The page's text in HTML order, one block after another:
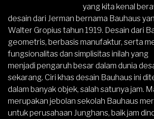
yang kita kenal
desain dari Jerman bernama Bauhaus
Walter Gropius tahun 1919. Desain dari
geometris, berbasis manufaktur, serta
fungsionalitas dan simplisitas inilah yang
menjadi pengaruh besar dalam dunia
sekarang. Ciri khas desain Bauhaus ini
dalam banyak objek, salah satunya jam.
merupakan jebolan sekolah Bauhaus
untuk perusahaan Junghans, baik jam